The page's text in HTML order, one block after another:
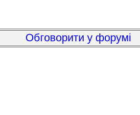
Обговорити у форумі